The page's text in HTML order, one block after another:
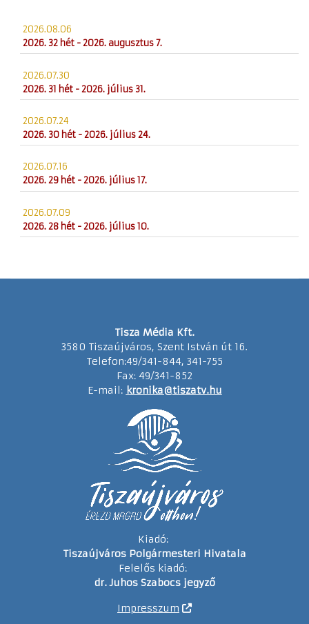
2026.08.06
2026. 32 hét - 2026. augusztus 7.
2026.07.30
2026. 31 hét - 2026. július 31.
2026.07.24
2026. 30 hét - 2026. július 24.
2026.07.16
2026. 29 hét - 2026. július 17.
2026.07.09
2026. 28 hét - 2026. július 10.
Tisza Média Kft.
3580 Tiszaújváros, Szent István út 16.
Telefon:49/341-844, 341-755
Fax: 49/341-852
E-mail: kronika@tiszatv.hu
Kiadó:
Tiszaújváros Polgármesteri Hivatala
Felelős kiadó:
dr. Juhos Szabocs jegyző
Impresszum